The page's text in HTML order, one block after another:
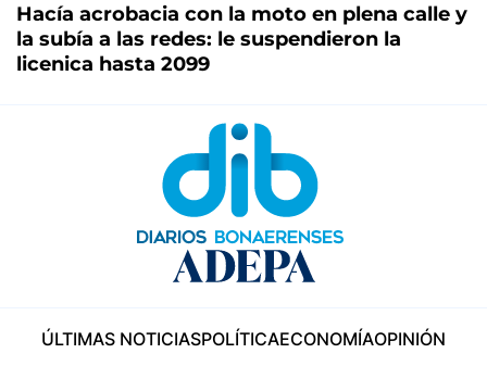
Hacía acrobacia con la moto en plena calle y
la subía a las redes: le suspendieron la
licenica hasta 2099
ÚLTIMAS NOTICIASPOLÍTICAECONOMÍAOPINIÓN